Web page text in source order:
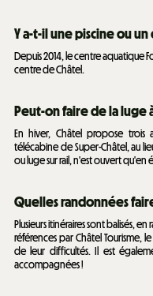
Y a-t-il une piscine ou
Depuis 2014, le centre aquatique
centre de Châtel.
Peut-on faire de la luge
En hiver, Châtel propose trois
télécabine de Super-Châtel, au
ou luge sur rail, n'est ouvert qu'en
Quelles randonnées
Plusieurs itinéraires sont balisés,
références par Châtel Tourisme,
de leur difficultés. Il est
accompagnées !